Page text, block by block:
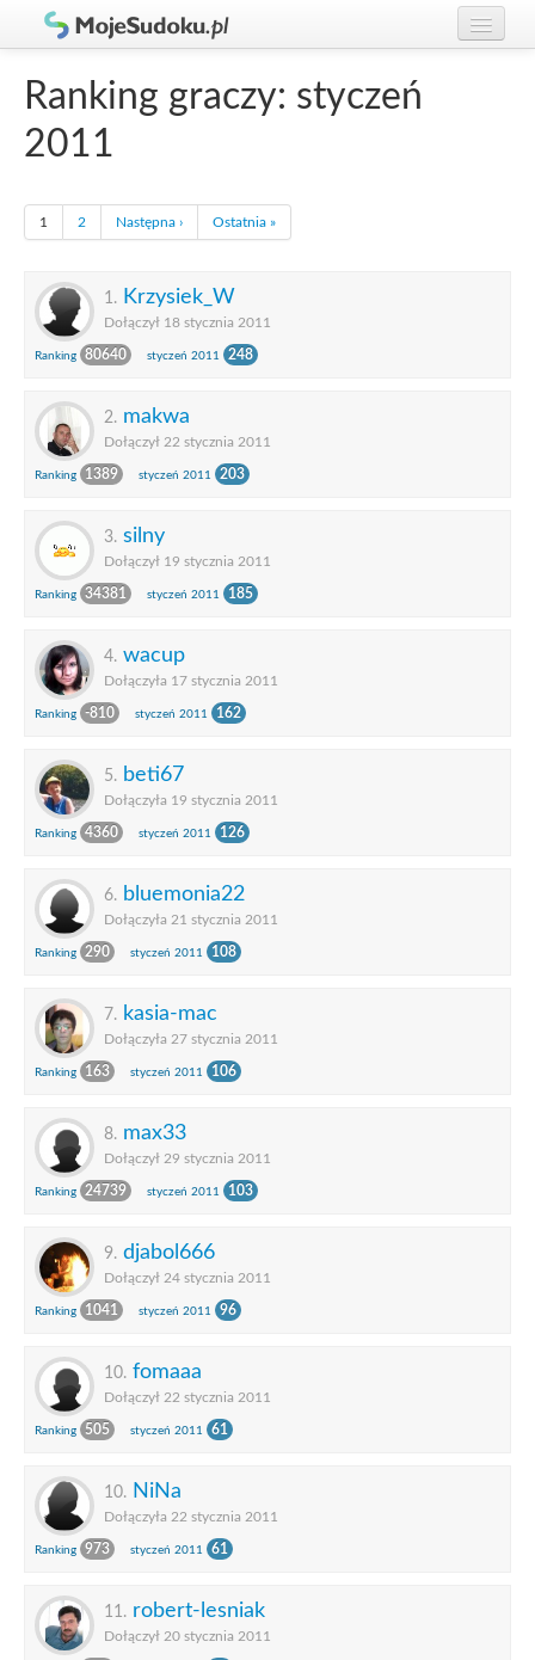
Gracze
Ranking graczy: styczeń
2011
1 2 Następna › Ostatnia »
1. Krzysiek_W
Dołączył 18 stycznia 2011
Ranking 80640 styczeń 2011 248
2. makwa
Dołączył 22 stycznia 2011
Ranking 1389 styczeń 2011 203
3. silny
Dołączył 19 stycznia 2011
Ranking 34381 styczeń 2011 185
4. wacup
Dołączyła 17 stycznia 2011
Ranking -810 styczeń 2011 162
5. beti67
Dołączyła 19 stycznia 2011
Ranking 4360 styczeń 2011 126
6. bluemonia22
Dołączyła 21 stycznia 2011
Ranking 290 styczeń 2011 108
7. kasia-mac
Dołączyła 27 stycznia 2011
Ranking 163 styczeń 2011 106
8. max33
Dołączył 29 stycznia 2011
Ranking 24739 styczeń 2011 103
9. djabol666
Dołączył 24 stycznia 2011
Ranking 1041 styczeń 2011 96
10. fomaaa
Dołączył 22 stycznia 2011
Ranking 505 styczeń 2011 61
10. NiNa
Dołączyła 22 stycznia 2011
Ranking 973 styczeń 2011 61
11. robert-lesniak
Dołączył 20 stycznia 2011